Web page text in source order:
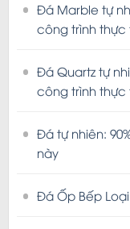
Đá Marble tự
công trình thực
Đá Quartz tự
công trình thực
Đá tự nhiên:
này
Đá Ốp Bếp